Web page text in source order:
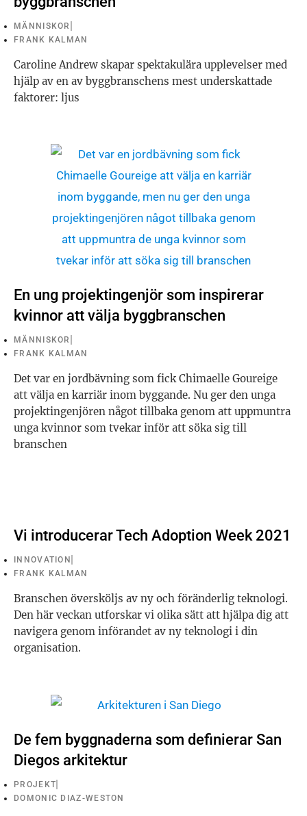
MÄNNISKOR
FRANK KALMAN
Caroline Andrew skapar spektakulära upplevelser med
hjälp av en av byggbranschens mest underskattade
faktorer: ljus
En ung projektingenjör som inspirerar
kvinnor att välja byggbranschen
MÄNNISKOR
FRANK KALMAN
Det var en jordbävning som fick Chimaelle Goureige
att välja en karriär inom byggande. Nu ger den unga
projektingenjören något tillbaka genom att uppmuntra
unga kvinnor som tvekar inför att söka sig till
branschen
Vi introducerar Tech Adoption Week 2021
INNOVATION
FRANK KALMAN
Branschen översköljs av ny och föränderlig teknologi.
Den här veckan utforskar vi olika sätt att hjälpa dig att
navigera genom införandet av ny teknologi i din
organisation.
De fem byggnaderna som definierar San
Diegos arkitektur
PROJEKT
DOMONIC DIAZ-WESTON